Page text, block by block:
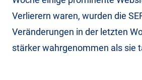
Verlierern waren, wurden die
Veränderungen in der letzten
stärker wahrgenommen als sie